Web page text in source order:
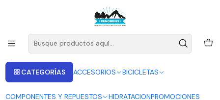
CATEGORÍAS ACCESORIOS BICICLETAS
COMPONENTES Y REPUESTOS HIDRATACIONPROMOCIONES
ENVIOS A LAS RECIONES V - IV - RM DESDE 2.990